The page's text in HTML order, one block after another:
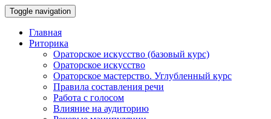
Toggle navigation
Главная
Риторика
Ораторское искусство (базовый курс)
Ораторское искусство
Ораторское мастерство. Углубленный курс
Правила составления речи
Работа с голосом
Влияние на аудиторию